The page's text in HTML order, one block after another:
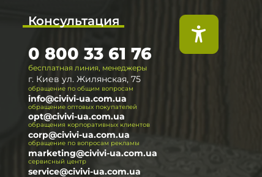
Консультация
бесплатная линия, менеджеры
0 800 33 61 76
г. Киев ул. Жилянская, 75
обращение по общим вопросам
info@civivi-ua.com.ua
обращение оптовых покупателей
opt@civivi-ua.com.ua
обращения корпоративных клиентов
corp@civivi-ua.com.ua
обращение по вопросам рекламы
marketing@civivi-ua.com.ua
сервисный центр
service@civivi-ua.com.ua